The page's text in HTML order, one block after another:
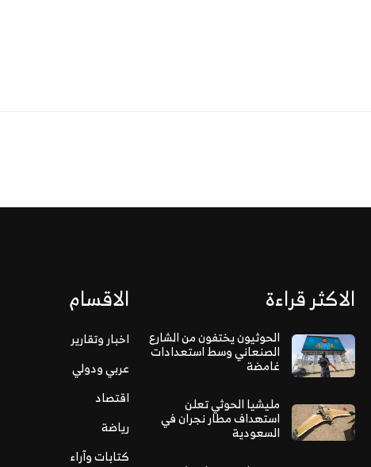
الاكثر قراءة
الحوثيون يختفون من الشارع
الصنعاني وسط استعدادات
غامضة
مليشيا الحوثي تعلن
استهداف مطار نجران في
السعودية
الاقسام
اخبار وتقارير
عربي ودولي
اقتصاد
رياضة
كتابات وآراء